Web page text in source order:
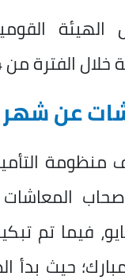
حتى 31 مايو من عام 2026.
عن شهر
فيما تم